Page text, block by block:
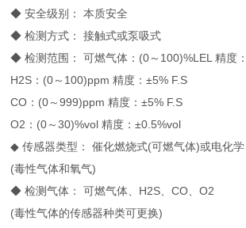
◆ 安全级别： 本质安全
◆ 检测方式： 接触式或泵吸式
◆ 检测范围： 可燃气体：(0～100)%LEL 精度
H2S：(0～100)ppm 精度：±5% F.S
CO：(0～999)ppm 精度：±5% F.S
O2：(0～30)%vol 精度：±0.5%vol
◆ 传感器类型： 催化燃烧式(可燃气体)或电化学
(毒性气体和氧气)
◆ 检测气体： 可燃气体、H2S、CO、O2
(毒性气体的传感器种类可更换)